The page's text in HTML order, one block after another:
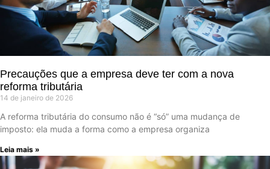
Precauções que a empresa deve ter com a nova
reforma tributária
14 de janeiro de 2026
A reforma tributária do consumo não é “só” uma mudança de
imposto: ela muda a forma como a empresa organiza
Leia mais »